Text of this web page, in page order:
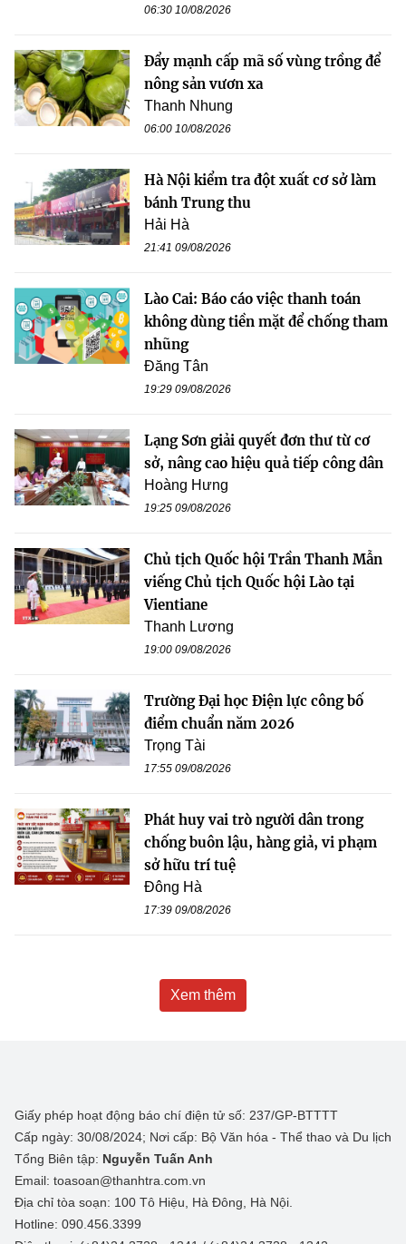
06:30 10/08/2026
Đẩy mạnh cấp mã số vùng trồng để
nông sản vươn xa
Thanh Nhung
06:00 10/08/2026
Hà Nội kiểm tra đột xuất cơ sở làm
bánh Trung thu
Hải Hà
21:41 09/08/2026
Lào Cai: Báo cáo việc thanh toán
không dùng tiền mặt để chống tham
nhũng
Đăng Tân
19:29 09/08/2026
Lạng Sơn giải quyết đơn thư từ cơ
sở, nâng cao hiệu quả tiếp công dân
Hoàng Hưng
19:25 09/08/2026
Chủ tịch Quốc hội Trần Thanh Mẫn
viếng Chủ tịch Quốc hội Lào tại
Vientiane
Thanh Lương
19:00 09/08/2026
Trường Đại học Điện lực công bố
điểm chuẩn năm 2026
Trọng Tài
17:55 09/08/2026
Phát huy vai trò người dân trong
chống buôn lậu, hàng giả, vi phạm
sở hữu trí tuệ
Đông Hà
17:39 09/08/2026
Xem thêm
Giấy phép hoạt động báo chí điện tử số: 237/GP-BTTTT
Cấp ngày: 30/08/2024; Nơi cấp: Bộ Văn hóa - Thể thao và Du lịch
Tổng Biên tập: Nguyễn Tuấn Anh
Email: toasoan@thanhtra.com.vn
Địa chỉ tòa soạn: 100 Tô Hiệu, Hà Đông, Hà Nội.
Hotline: 090.456.3399